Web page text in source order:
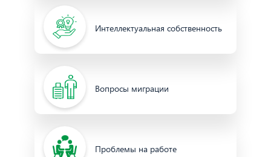
Интеллектуальная собственность
Вопросы миграции
Проблемы на работе